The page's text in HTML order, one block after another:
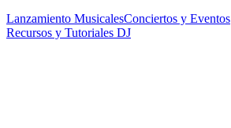
Lanzamiento MusicalesConciertos y Eventos
Recursos y Tutoriales DJ